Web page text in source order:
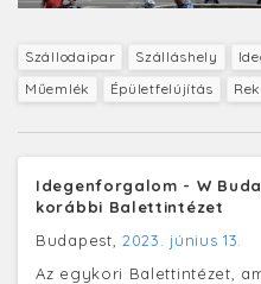
Szállodaipar Szálláshely
Műemlék
Épületfelújítás
Idegenforgalom - W
korábbi Balettintézet
Budapest, 2023. június 13.
Az egykori Balettintézet,